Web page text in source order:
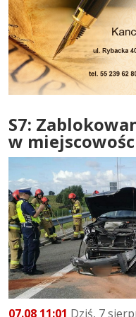
S7:
w
07.08 11:01 Dziś, 7